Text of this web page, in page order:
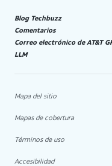
Blog Techbuzz
Comentarios
Correo electrónico de AT&T
LLM
Mapa del sitio
Mapas de cobertura
Términos de uso
Accesibilidad